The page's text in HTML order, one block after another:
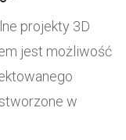
projekty 3D
jest możliwość
w